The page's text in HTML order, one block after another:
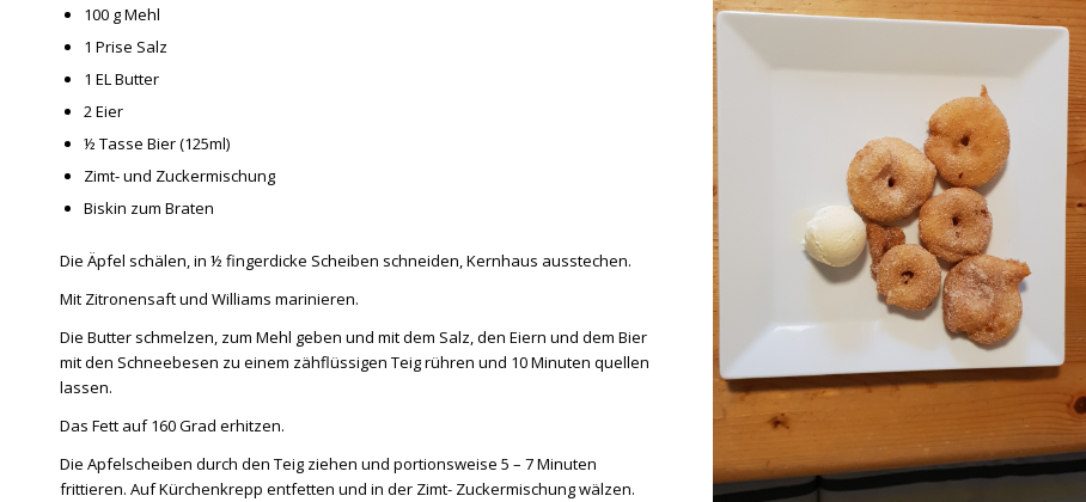
100 g Mehl
1 Prise Salz
1 EL Butter
2 Eier
½ Tasse Bier (125ml)
Zimt- und Zuckermischung
Biskin zum Braten
Die Äpfel schälen, in ½ fingerdicke Scheiben schneiden, Kernhaus ausstechen.
Mit Zitronensaft und Williams marinieren.
Die Butter schmelzen, zum Mehl geben und mit dem Salz, den Eiern und dem Bier
mit den Schneebesen zu einem zähflüssigen Teig rühren und 10 Minuten quellen
lassen.
Das Fett auf 160 Grad erhitzen.
Die Apfelscheiben durch den Teig ziehen und portionsweise 5 – 7 Minuten
frittieren. Auf Kürchenkrepp entfetten und in der Zimt- Zuckermischung wälzen.